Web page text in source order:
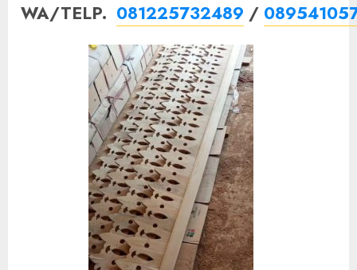
WA/TELP. 081225732489 /